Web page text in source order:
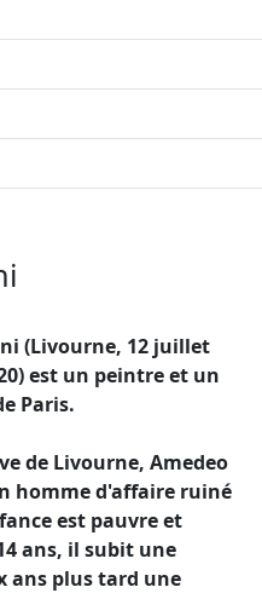
(Livourne, 12 juillet
est un peintre et un
Paris.
de Livourne, Amedeo
homme d'affaire ruiné
est pauvre et
ans, il subit une
ans plus tard une